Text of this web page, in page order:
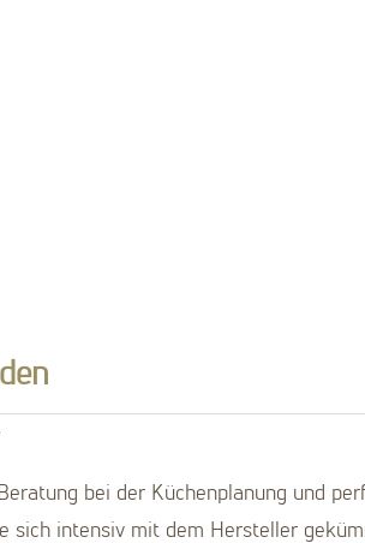
bei der Küchenplanung und
sich intensiv mit dem Hersteller